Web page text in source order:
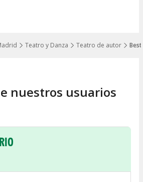
nivelesTeatro y Danza Teatro de autor
nuestros usuarios